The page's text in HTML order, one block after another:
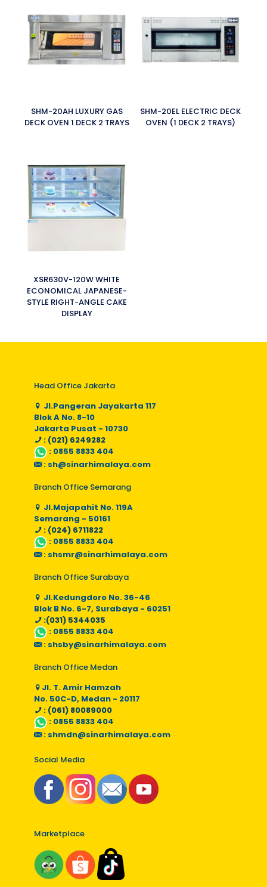
SHM-20AH LUXURY GAS
DECK OVEN 1 DECK 2 TRAYS
SHM-20EL ELECTRIC DECK
OVEN (1 DECK 2 TRAYS)
XSR630V-120W WHITE
ECONOMICAL JAPANESE-
STYLE RIGHT-ANGLE CAKE
DISPLAY
Head Office Jakarta
Jl.Pangeran Jayakarta 117
Blok A No. 8-10
Jakarta Pusat - 10730
: (021) 6249282
: 0855 8833 404
: sh@sinarhimalaya.com
Branch Office Semarang
Jl.Majapahit No. 119A
Semarang - 50161
: (024) 6711822
: 0855 8833 404
: shsmr@sinarhimalaya.com
Branch Office Surabaya
Jl.Kedungdoro No. 36-46
Blok B No. 6-7, Surabaya - 60251
:(031) 5344035
: 0855 8833 404
: shsby@sinarhimalaya.com
Branch Office Medan
Jl. T. Amir Hamzah
No. 50C-D, Medan - 20117
: (061) 80089000
: 0855 8833 404
: shmdn@sinarhimalaya.com
Social Media
Marketplace